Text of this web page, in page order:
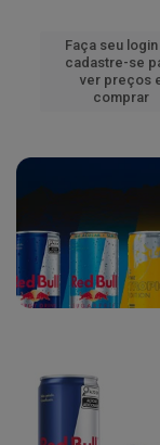
Faça seu
cadastre-se
ver preços
comprar